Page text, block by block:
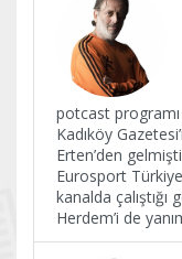
potcast
Kadıköy
Erten’den
Eurosport
kanalda
Herdem’i de